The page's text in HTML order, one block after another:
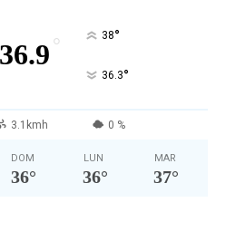
36.9 ° 38°
36.3°
3.1kmh 0 %
DOM
36°
LUN
36°
MAR
37°